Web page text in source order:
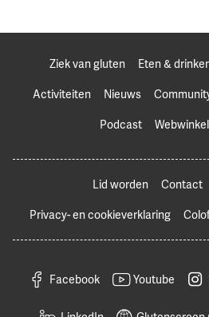
Ziek van gluten Eten &
Activiteiten
Nieuws
Podcast
Webwinkel
Lid worden Contact
Privacy- en cookieverklaring
Facebook Youtube